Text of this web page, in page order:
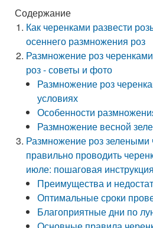
Содержание
Как черенками развести
осеннего размножения роз
Размножение роз
роз - советы и фото
Размножение роз
условиях
Особенности
Размножение весной
Размножение роз зелеными
правильно проводить
июле: пошаговая инструкция
Преимущества и
Оптимальные сроки
Благоприятные дни по